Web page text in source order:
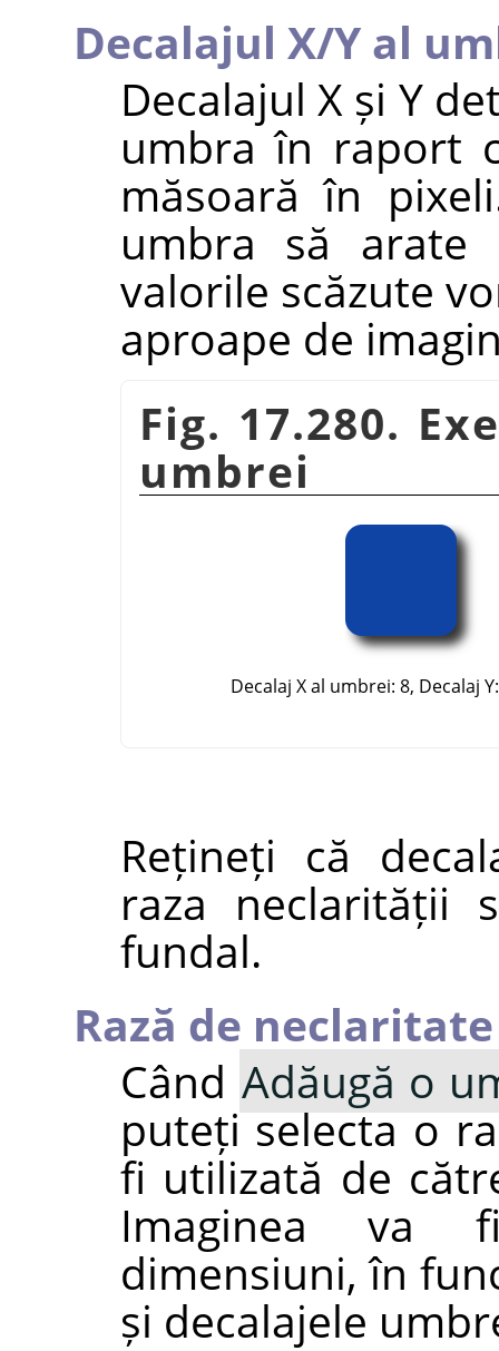
Decalajul X/Y al
Decalajul X și Y
umbra în raport
măsoară în
umbra să
valorile scăzute
aproape de
Fig. 17.280.
umbrei
Decalaj X al umbrei: 8, Decalaj
Rețineți că
raza neclarității
fundal.
Rază de neclaritate
Când Adăugă o
puteți selecta o
fi utilizată de
Imaginea va
dimensiuni, în
și decalajele